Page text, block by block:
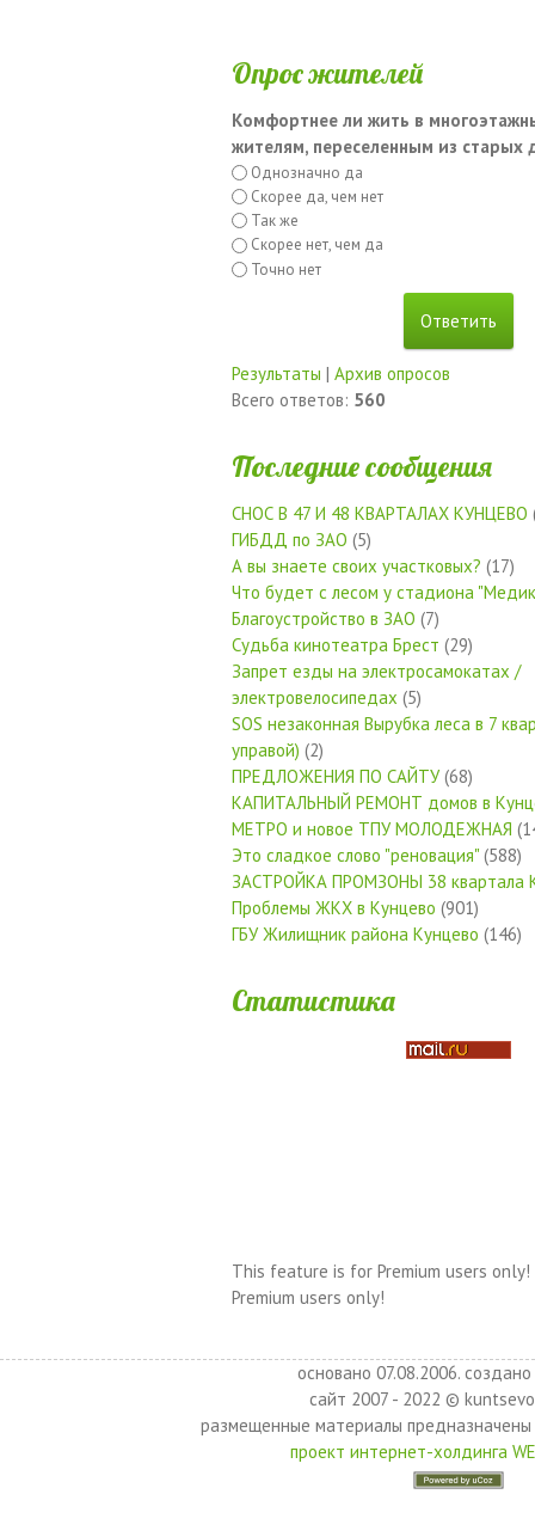
Опрос жителей
Комфортнее ли жить в
жителям, переселенным из старых
Однозначно да
Скорее да, чем нет
Так же
Скорее нет, чем да
Точно нет
Результаты | Архив опросов
Всего ответов: 560
Последние сообщения
СНОС В 47 И 48 КВАРТАЛАХ КУНЦЕВО
ГИБДД по ЗАО (5)
А вы знаете своих участковых? (17)
Что будет с лесом у стадиона
Благоустройство в ЗАО (7)
Судьба кинотеатра Брест (29)
Запрет езды на электросамокатах /
электровелосипедах (5)
SOS незаконная Вырубка леса в 7
управой) (2)
ПРЕДЛОЖЕНИЯ ПО САЙТУ(68)
КАПИТАЛЬНЫЙ РЕМОНТ домов в
МЕТРО и новое ТПУ МОЛОДЕЖНАЯ
Это сладкое слово "реновация" (588)
ЗАСТРОЙКА ПРОМЗОНЫ 38 квартала
Проблемы ЖКХ в Кунцево (901)
ГБУ Жилищник района Кунцево (146)
Статистика
This feature is for Premium users only!
Premium users only!
основано 07.08.2006.
сайт 2007 - 2022 ©
размещенные материалы
проект интернет-холдинга